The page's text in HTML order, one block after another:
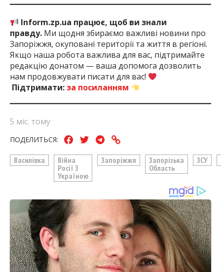
Inform.zp.ua працює, щоб ви знали
правду. Ми щодня збираємо важливі новини про
Запоріжжя, окуповані території та життя в регіоні.
Якщо наша робота важлива для вас, підтримайте
редакцію донатом — ваша допомога дозволить
нам продовжувати писати для вас!
Підтримати:за посиланням
5 міс. тому
ПОДЕЛИТЬСЯ:
Василівка
Війна
Росії З
Україною
Запоріжжя
Запорізька
Область
ЗСУ